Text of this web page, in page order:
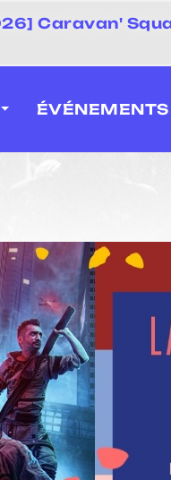
Caravan'
ÉVÉNEMENTS